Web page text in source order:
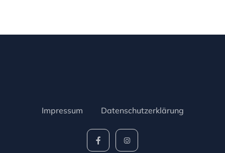
Impressum Datenschutzerklärung